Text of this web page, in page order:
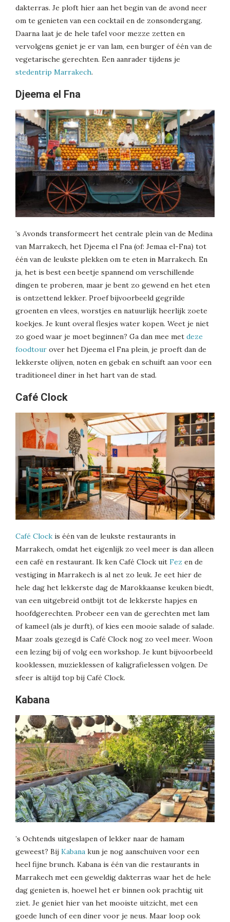
dakterras. Je ploft hier aan het begin van de avond neer
om te genieten van een cocktail en de zonsondergang.
Daarna laat je de hele tafel voor mezze zetten en
vervolgens geniet je er van lam, een burger of één van de
vegetarische gerechten. Een aanrader tijdens je
stedentrip Marrakech.
Djeema el Fna
’s Avonds transformeert het centrale plein van de Medina
van Marrakech, het Djeema el Fna (of: Jemaa el-Fna) tot
één van de leukste plekken om te eten in Marrakech. En
ja, het is best een beetje spannend om verschillende
dingen te proberen, maar je bent zo gewend en het eten
is ontzettend lekker. Proef bijvoorbeeld gegrilde
groenten en vlees, worstjes en natuurlijk heerlijk zoete
koekjes. Je kunt overal flesjes water kopen. Weet je niet
zo goed waar je moet beginnen? Ga dan mee met deze
foodtour over het Djeema el Fna plein, je proeft dan de
lekkerste olijven, noten en gebak en schuift aan voor een
traditioneel diner in het hart van de stad.
Café Clock
Café Clock is één van de leukste restaurants in
Marrakech, omdat het eigenlijk zo veel meer is dan alleen
een café en restaurant. Ik ken Café Clock uit Fez en de
vestiging in Marrakech is al net zo leuk. Je eet hier de
hele dag het lekkerste dag de Marokkaanse keuken biedt,
van een uitgebreid ontbijt tot de lekkerste hapjes en
hoofdgerechten. Probeer een van de gerechten met lam
of kameel (als je durft), of kies een mooie salade of salade.
Maar zoals gezegd is Café Clock nog zo veel meer. Woon
een lezing bij of volg een workshop. Je kunt bijvoorbeeld
kooklessen, muzieklessen of kaligrafielessen volgen. De
sfeer is altijd top bij Café Clock.
Kabana
’s Ochtends uitgeslapen of lekker naar de hamam
geweest? Bij Kabana kun je nog aanschuiven voor een
heel fijne brunch. Kabana is één van die restaurants in
Marrakech met een geweldig dakterras waar het de hele
dag genieten is, hoewel het er binnen ook prachtig uit
ziet. Je geniet hier van het mooiste uitzicht, met een
goede lunch of een diner voor je neus. Maar loop ook